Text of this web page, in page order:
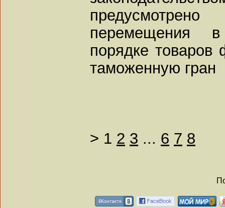
перемещения
порядке товаров
таможенную гран
> 1 2 3 ... 6 7 8